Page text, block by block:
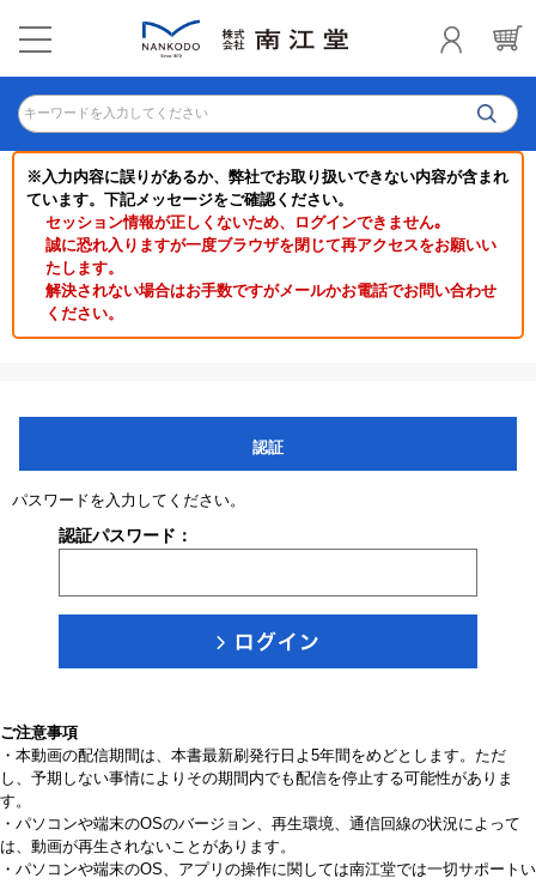
キーワードを入力してください
※入力内容に誤りがあるか、弊社でお取り扱いできない内容が含まれ
ています。下記メッセージをご確認ください。
セッション情報が正しくないため、ログインできません｡
誠に恐れ入りますが一度ブラウザを閉じて再アクセスをお願いい
たします。
解決されない場合はお手数ですがメールかお電話でお問い合わせ
ください。
認証
パスワードを入力してください。
認証パスワード：
ご注意事項
・本動画の配信期間は、本書最新刷発行日よ5年間をめどとします。ただ
し、予期しない事情によりその期間内でも配信を停止する可能性がありま
す。
・パソコンや端末のOSのバージョン、再生環境、通信回線の状況によって
は、動画が再生されないことがあります。
・パソコンや端末のOS、アプリの操作に関しては南江堂では一切サポートい